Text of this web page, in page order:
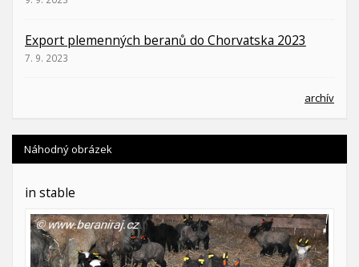
Export plemenných beranů do Chorvatska 2023
7. 9. 2023
archív
Náhodný obrázek
in stable